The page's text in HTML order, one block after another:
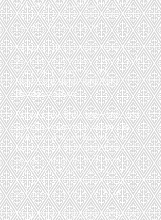
mit, damit wir nicht plötzlich in
Zeitdruck geraten, weil schon dein
nächster Termin wartet.
Solltest du deine Haare färben,
dann färbe bitte zum Termin nicht
frisch nach, damit wir am
Haaransatz deine natürliche
Haarfarbe sehen.
Falls du eine Brille trägst und dich
ohne Brille nicht gut aus ca. 1 m
Entfernung sehen kannst, ist es
besser, wenn du Kontaktlinsen
einsetzt. Bringt die Brille aber
trotzdem mit, denn so können wir
sie gleich mit beurteilen, ob sie
farblich die richtige Wahl ist.
Trage bitte ein halsfernes Oberteil